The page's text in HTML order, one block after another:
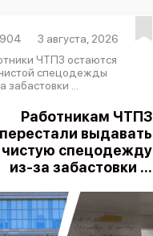
3 августа, 2026
ЧТПЗ остаются
спецодежды
забастовки ...
Работникам ЧТПЗ
перестали выдавать
чистую спецодежду
из-за забастовки ...